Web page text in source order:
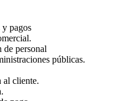
pagos
personal
públicas.
al cliente.